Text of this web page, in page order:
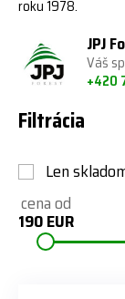
roku 1978.
JPJ
Váš
+420
Filtrácia
Len
cena od
190 EUR